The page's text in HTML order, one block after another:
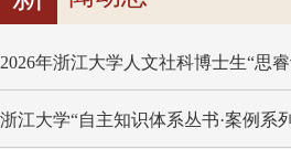
2026年浙江大学人文社科博士生“思
浙江大学“自主知识体系丛书·案例系